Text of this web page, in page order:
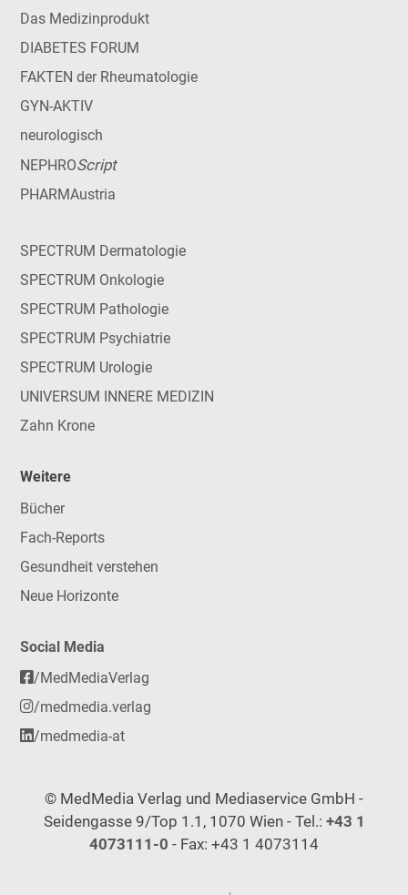
Das Medizinprodukt
DIABETES FORUM
FAKTEN der Rheumatologie
GYN-AKTIV
neurologisch
NEPHROScript
PHARMAustria
SPECTRUM Dermatologie
SPECTRUM Onkologie
SPECTRUM Pathologie
SPECTRUM Psychiatrie
SPECTRUM Urologie
UNIVERSUM INNERE MEDIZIN
Zahn Krone
Weitere
Bücher
Fach-Reports
Gesundheit verstehen
Neue Horizonte
Social Media
/MedMediaVerlag
/medmedia.verlag
/medmedia-at
© MedMedia Verlag und Mediaservice GmbH -
Seidengasse 9/Top 1.1, 1070 Wien - Tel.: +43 1
4073111-0 - Fax: +43 1 4073114